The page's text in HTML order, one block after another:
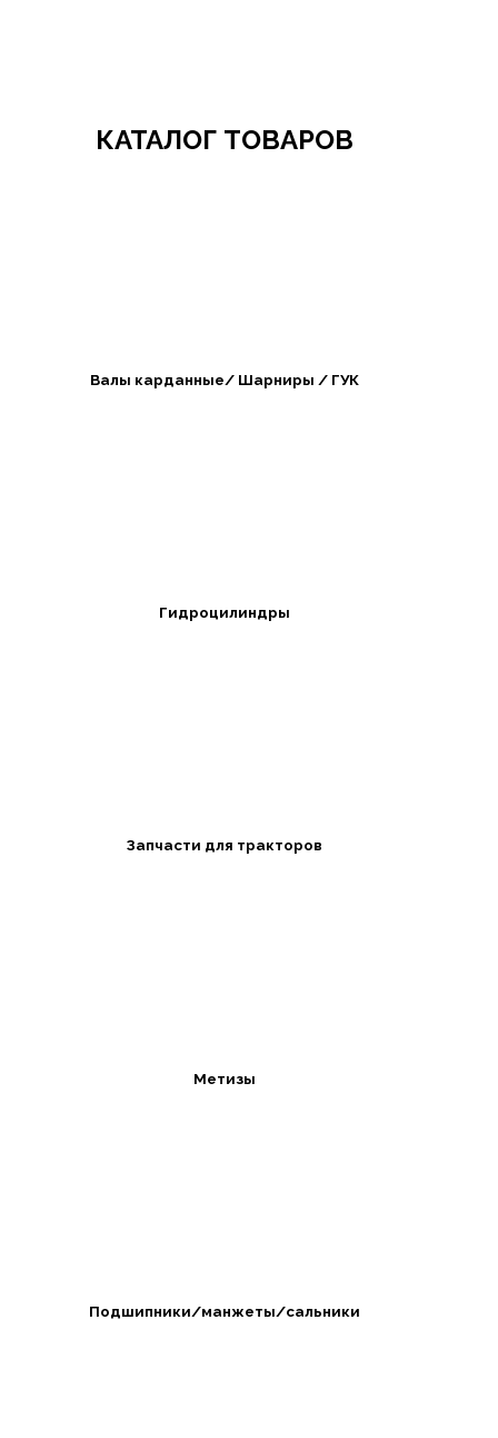
КАТАЛОГ ТОВАРОВ
Валы карданные/ Шарниры / ГУК
Гидроцилиндры
Запчасти для тракторов
Метизы
Подшипники/манжеты/сальники